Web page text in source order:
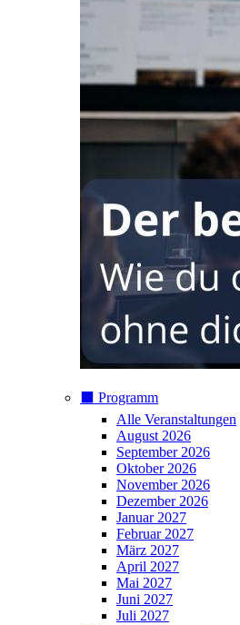
⬛️ Programm
Alle Veranstaltungen
August 2026
September 2026
Oktober 2026
November 2026
Dezember 2026
Januar 2027
Februar 2027
März 2027
April 2027
Mai 2027
Juni 2027
Juli 2027